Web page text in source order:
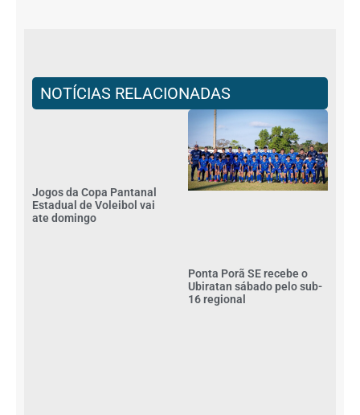
NOTÍCIAS RELACIONADAS
Jogos da Copa Pantanal
Estadual de Voleibol vai
ate domingo
Ponta Porã SE recebe o
Ubiratan sábado pelo sub-
16 regional